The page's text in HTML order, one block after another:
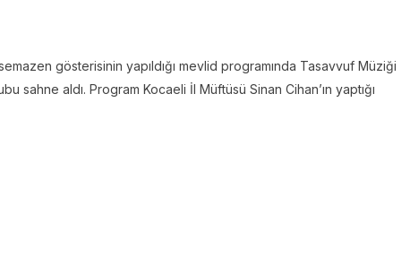
gösterisinin yapıldığı mevlid programında Tasavvuf Müziği
sahne aldı. Program Kocaeli İl Müftüsü Sinan Cihan’ın yaptığı